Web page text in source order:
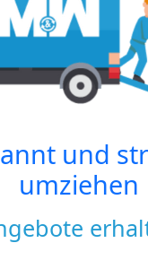
und
umziehen